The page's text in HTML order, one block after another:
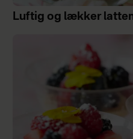
Luftig og lækker